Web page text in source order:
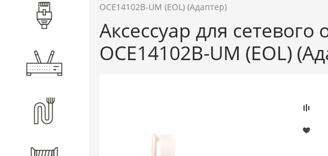
Активное оборудование
OCE14102B-UM (EOL) (Адаптер)
Аксессуар для
OCE14102B-UM (EOL)